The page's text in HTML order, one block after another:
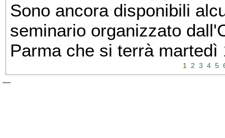
Sono ancora disponibili
seminario organizzato
Parma che si terrà martedì
1 2 3 4 5